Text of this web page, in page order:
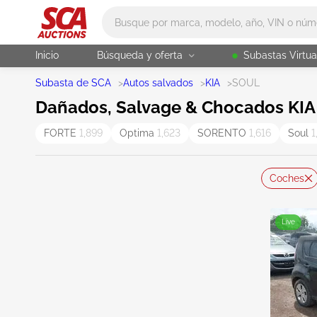
Inicio Búsqueda y oferta Subastas
Subasta de SCA >Autos salvados >KIA >SOUL
Dañados, Salvage & Chocados
FORTE 1,899 Optima 1,623 SORENTO 1,616 Soul
Coches
Live